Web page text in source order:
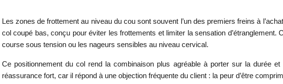
Les zones de frottement au niveau du cou sont souvent l’un des premiers freins à
col coupé bas, conçu pour éviter les frottements et limiter la sensation
course sous tension ou les nageurs sensibles au niveau cervical.
Ce positionnement du col rend la combinaison plus agréable à porter sur la durée
réassurance fort, car il répond à une objection fréquente du client : la peur d’être